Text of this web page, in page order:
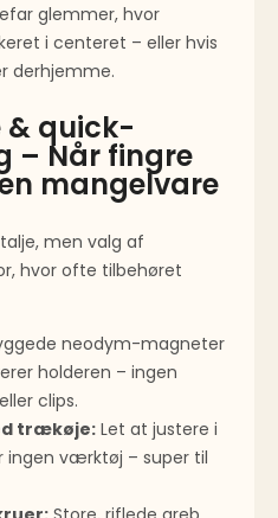
glemmer, hvor
i centeret – eller hvis
derhjemme.
& quick-
– Når fingre
mangelvare
men valg af
hvor ofte tilbehøret
neodym-magneter
holderen – ingen
clips.
trækøje: Let at justere i
ingen værktøj – super til